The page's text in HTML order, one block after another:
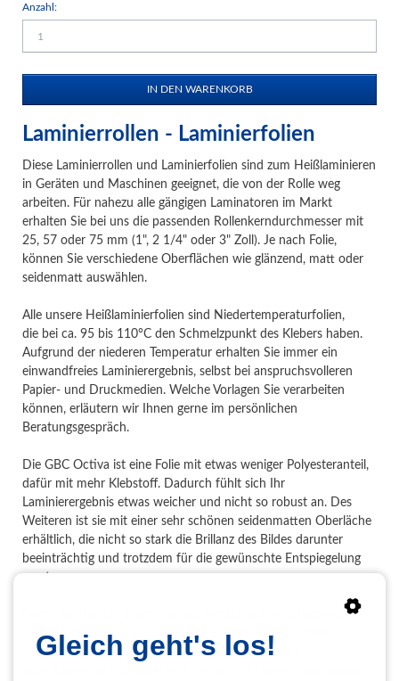
Anzahl:
Laminierrollen - Laminierfolien
Diese Laminierrollen und Laminierfolien sind zum Heißlaminieren
in Geräten und Maschinen geeignet, die von der Rolle weg
arbeiten. Für nahezu alle gängigen Laminatoren im Markt
erhalten Sie bei uns die passenden Rollenkerndurchmesser mit
25, 57 oder 75 mm (1", 2 1/4" oder 3" Zoll). Je nach Folie,
können Sie verschiedene Oberflächen wie glänzend, matt oder
seidenmatt auswählen.
Alle unsere Heißlaminierfolien sind Niedertemperaturfolien,
die bei ca. 95 bis 110°C den Schmelzpunkt des Klebers haben.
Aufgrund der niederen Temperatur erhalten Sie immer ein
einwandfreies Laminierergebnis, selbst bei anspruchsvolleren
Papier- und Druckmedien. Welche Vorlagen Sie verarbeiten
können, erläutern wir Ihnen gerne im persönlichen
Beratungsgespräch.
Die GBC Octiva ist eine Folie mit etwas weniger Polyesteranteil,
dafür mit mehr Klebstoff. Dadurch fühlt sich Ihr
Laminierergebnis etwas weicher und nicht so robust an. Des
Weiteren ist sie mit einer sehr schönen seidenmatten Oberläche
erhältlich, die nicht so stark die Brillanz des Bildes darunter
beeinträchtig und trotzdem für die gewünschte Entspiegelung
Damit Sie Ihre laminierte Vorlage einfach auf verschiedenste
Untergründe, wie z. B. Glas, Forex, Dibond, Kapa Platten,
aufkleben können, haben wir die LASTICK Folie mit
Gleich geht's los!